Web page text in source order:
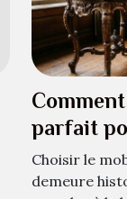
parfait
Choisir le
demeure